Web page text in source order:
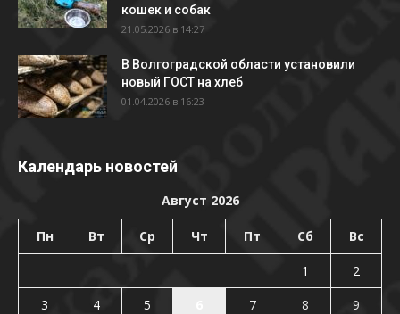
кошек и собак
21.05.2026 в 14:27
В Волгоградской области установили
новый ГОСТ на хлеб
01.04.2026 в 16:23
Календарь новостей
Август 2026
Пн Вт Ср Чт Пт Сб Вс
1
2
3
4 5 7 8
9